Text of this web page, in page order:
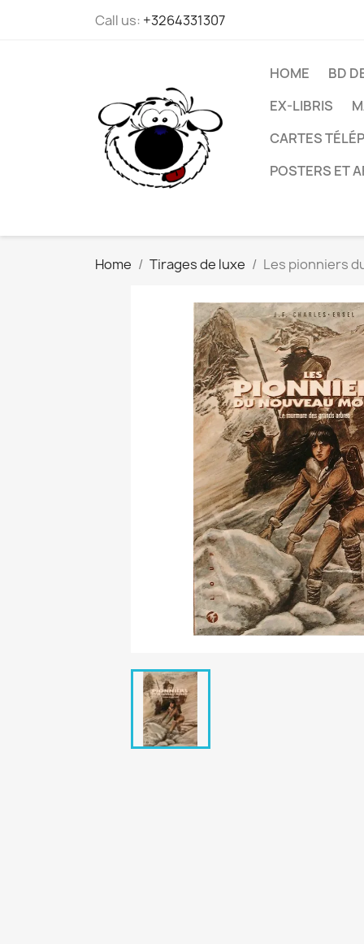
Call us: +3264331307
HOME BD
EX-LIBRIS
CARTES
POSTERS ET
Home Tirages de luxe Les pionniers